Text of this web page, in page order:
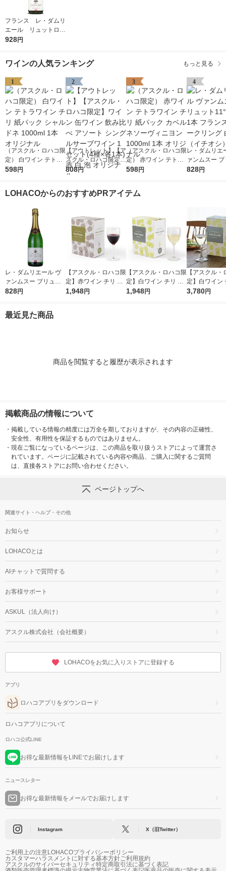
フランス レ・ダムリ
エール リュットロゼ
スパークリングワイ
販売 ヴァンムスー
928円
ワインの人気ランキング もっと見る
1
（アスクル・ロハコ限
定） 白ワイン テトラ
ワイン チリ 紙パック
598円
2
【アウトレット】【ア
スクル・ロハコ限定】
ワイン 缶ワイン 飲み
ト(4種×各1本) 赤 白
808円
3
（アスクル・ロハコ限
定） 赤ワイン テトラ
ワイン チリ 紙パック
ナル
598円
4
レ・ダムリエ
ァンムスー
ト11°750ml 1
828円
LOHACOからのおすすめPRアイテム
レ・ダムリエール ヴ
ァンムスー ブリュッ
ト11°750ml 1本 フラ
828円
【アスクル・ロハコ限
定】赤ワイン チリ サ
ンタ レジーナ BIB カ
1,948円
【アスクル・ロハコ限
定】白ワイン チリ サ
ンタ レジーナ BIB シ
1,948円
【アスクル・
定】白ワイン
ンタ レジーナ
3,780円
最近見た商品
商品を閲覧すると履歴が表示されます
掲載商品の情報について
・ 掲載している情報の精度には万全を期しておりますが、その内容の正確性、
安全性、有用性を保証するものではありません。
・ 現在ご覧になっているページは、この商品を取り扱うストアによって運営さ
れています。ページに記載されている内容や商品、ご購入に関するご質問
は、直接各ストアにお問い合わせください。
ページトップへ
関連サイト・ヘルプ・その他
お知らせ
LOHACOとは
AIチャットで質問する
お客様サポート
ASKUL（法人向け）
アスクル株式会社（会社概要）
LOHACOをお気に入りストアに登録する
アプリ
ロハコアプリをダウンロード
ロハコアプリについて
ロハコ公式LINE
お得な最新情報をLINEでお届けします
ニュースレター
お得な最新情報をメールでお届けします
Instagram X（旧Twitter）
ご利用上の注意LOHACOプライバシーポリシー
カスタマーハラスメントに対する基本方針ご利用規約
アスクルのサイバーセキュリティ特定商取引法に基づく表記